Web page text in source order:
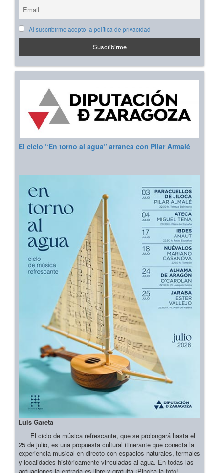
Al suscribirme acepto la política de privacidad
El ciclo “En torno al agua” arranca con Pilar Armalé
Luis Gareta
El ciclo de música refrescante, que se prolongará hasta el
25 de julio, es una propuesta cultural itinerante que conecta la
experiencia musical en directo con espacios naturales, termales
y localidades históricamente vinculadas al agua. En todas las
actuaciones la entrada es libre y gratuita ¡Pincha la foto!